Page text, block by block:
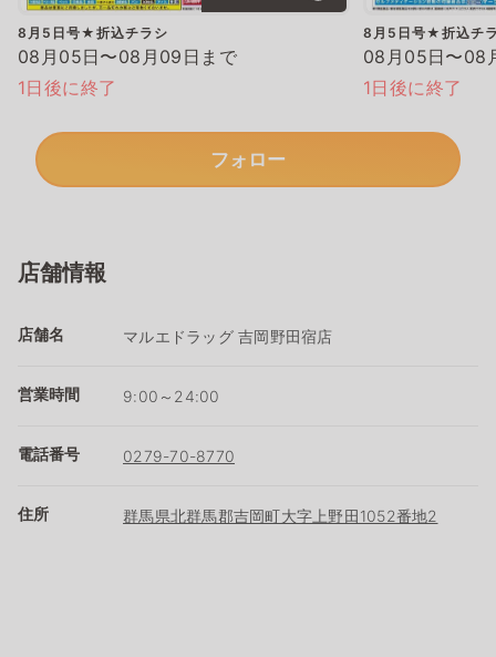
8月5日号★折込チラシ
08月05日〜08月09日まで
1日後に終了
8月5日号★折込チ
08月05日〜08
1日後に終了
フォロー
店舗情報
店舗名 マルエドラッグ 吉岡野田宿店
営業時間 9:00～24:00
電話番号 0279-70-8770
住所 群馬県北群馬郡吉岡町大字上野田1052番地2